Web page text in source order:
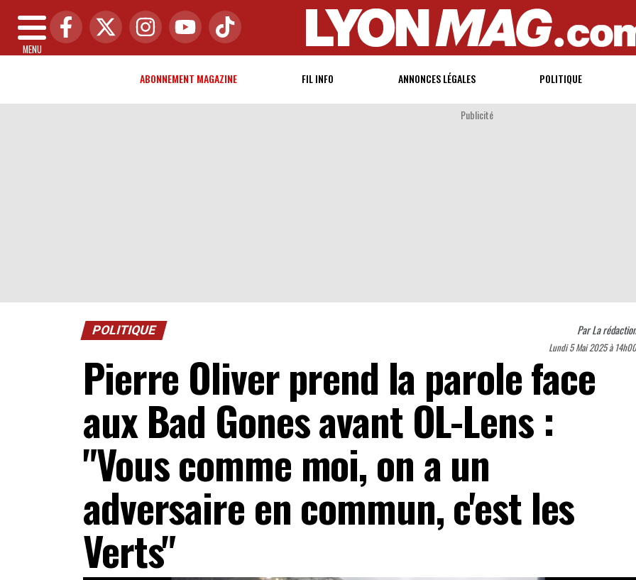
MENU
ABONNEMENT MAGAZINE FIL INFO ANNONCES LÉGALES POLITIQUE
Publicité
POLITIQUE ParLa rédaction
Lundi 5 Mai 2025 à 14h00
Pierre Oliver prend la parole face
aux Bad Gones avant OL-Lens :
"Vous comme moi, on a un
adversaire en commun, c'est les
Verts"